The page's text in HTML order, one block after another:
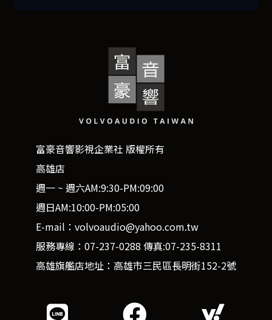
富豪音響影視企業社 版權所有
高雄店
週一 ~ 週六AM:9:30-PM:09:00
週日AM:10:00-PM:05:00
E-mail：volvoaudio@yahoo.com.tw
服務專線：07-237-0288 傳真:07-235-8311
高雄旗艦店地址：高雄市三民區長明街152-2號